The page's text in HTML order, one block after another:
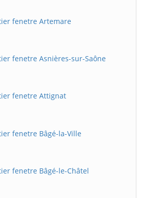
fenetre Artemare
fenetre Asnières-sur-Saône
fenetre Attignat
fenetre Bâgé-la-Ville
fenetre Bâgé-le-Châtel